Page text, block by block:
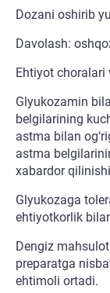
Dozani oshirib
Davolash:
Ehtiyot choralari
Glyukozamin
belgilarining
astma bilan
astma
xabardor
Glyukozaga
ehtiyotkorlik
Dengiz
preparatga
ehtimoli ortadi.